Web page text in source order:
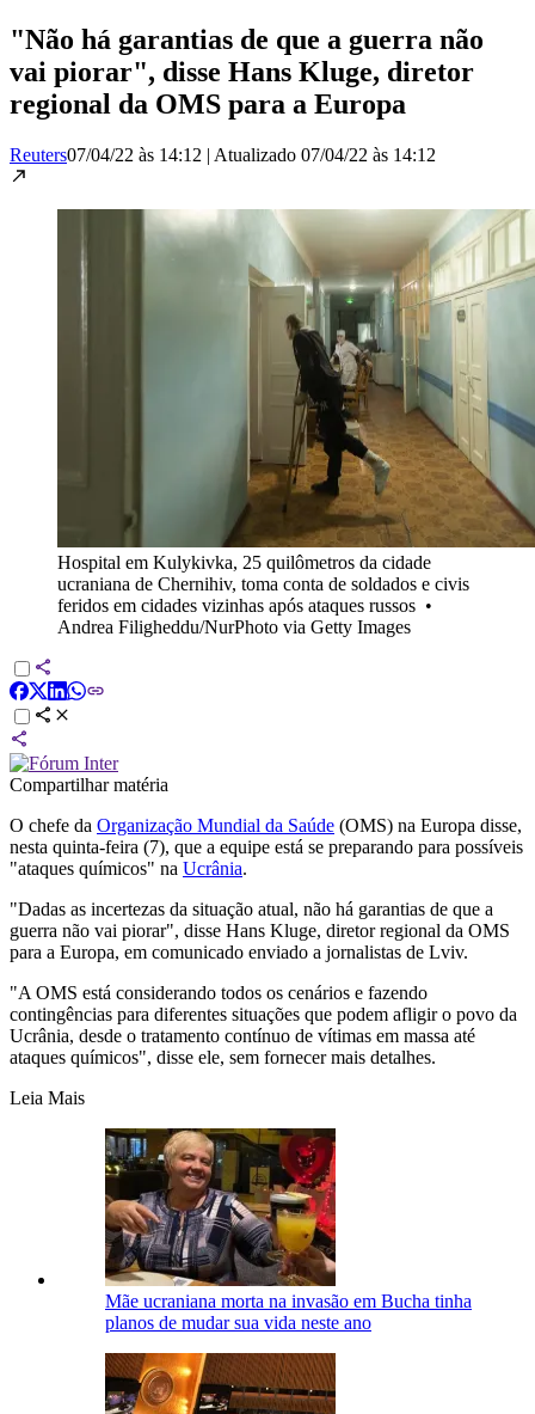
"Não há garantias de que a guerra não
vai piorar", disse Hans Kluge, diretor
regional da OMS para a Europa
Reuters07/04/22 às 14:12 | Atualizado 07/04/22 às 14:12
Hospital em Kulykivka, 25 quilômetros da cidade
ucraniana de Chernihiv, toma conta de soldados e civis
feridos em cidades vizinhas após ataques russos •
Andrea Filigheddu/NurPhoto via Getty Images
Compartilhar matéria
O chefe da Organização Mundial da Saúde (OMS) na Europa disse,
nesta quinta-feira (7), que a equipe está se preparando para possíveis
"ataques químicos" na Ucrânia.
"Dadas as incertezas da situação atual, não há garantias de que a
guerra não vai piorar", disse Hans Kluge, diretor regional da OMS
para a Europa, em comunicado enviado a jornalistas de Lviv.
"A OMS está considerando todos os cenários e fazendo
contingências para diferentes situações que podem afligir o povo da
Ucrânia, desde o tratamento contínuo de vítimas em massa até
ataques químicos", disse ele, sem fornecer mais detalhes.
Leia Mais
Mãe ucraniana morta na invasão em Bucha tinha
planos de mudar sua vida neste ano